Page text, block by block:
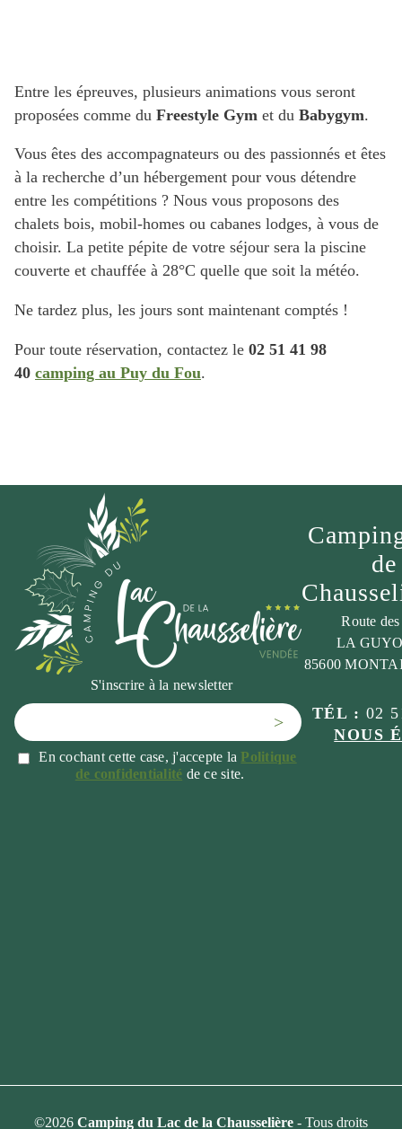
Entre les épreuves, plusieurs animations vous seront
proposées comme du Freestyle Gym et du Babygym.
Vous êtes des accompagnateurs ou des passionnés et êtes
à la recherche d’un hébergement pour vous détendre
entre les compétitions ? Nous vous proposons des
chalets bois, mobil-homes ou cabanes lodges, à vous de
choisir. La petite pépite de votre séjour sera la piscine
couverte et chauffée à 28°C quelle que soit la météo.
Ne tardez plus, les jours sont maintenant comptés !
Pour toute réservation, contactez le 02 51 41 98
40 camping au Puy du Fou.
S'inscrire à la newsletter
>
En cochant cette case, j'accepte la Politique
de confidentialité de ce site.
Route
LA
85600
TÉL : 02
NOUS
©2026 Camping du Lac de la Chausselière - Tous droits